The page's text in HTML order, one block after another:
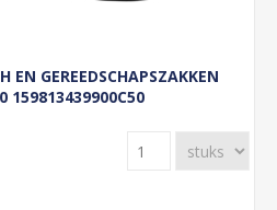
EN GEREEDSCHAPSZAKKEN
159813439900C50